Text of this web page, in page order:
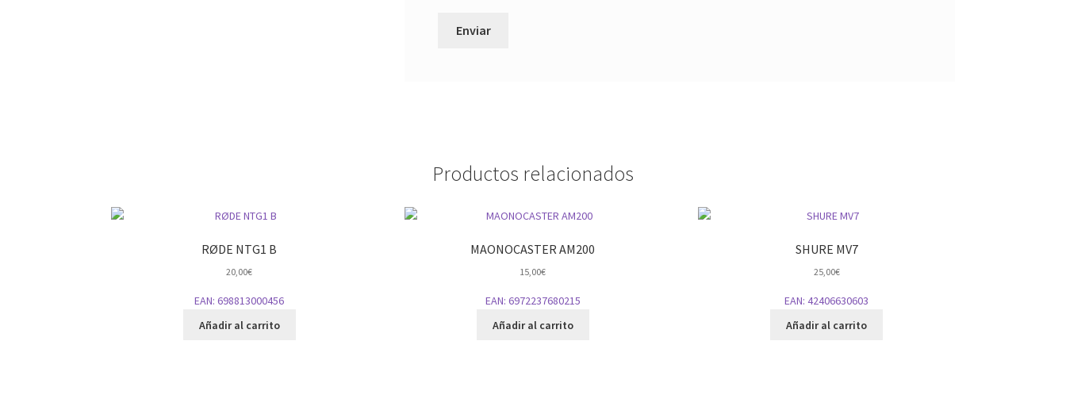
Productos relacionados
RØDE NTG1 B
20,00€
EAN:698813000456
Añadir al carrito
MAONOCASTER AM200
15,00€
EAN: 6972237680215
Añadir al carrito
SHURE MV7
25,00€
EAN:42406630603
Añadir al carrito